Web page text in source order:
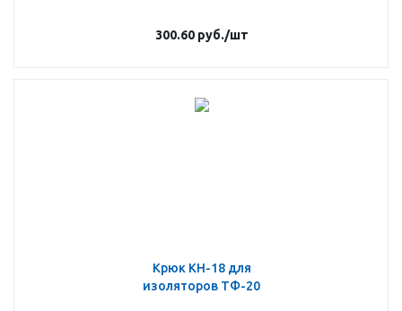
300.60руб./шт
Крюк КН-18 для
изоляторов ТФ-20